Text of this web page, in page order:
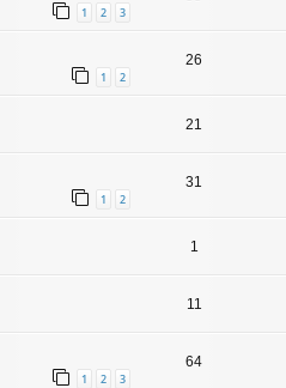
1 2 3
1 2
26
21
1 2
31
1
11
1 2 3
64